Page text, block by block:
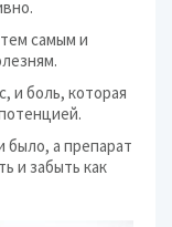
самым и
и боль, которая
было, а препарат
и забыть как